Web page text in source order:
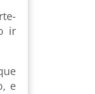
ir
e